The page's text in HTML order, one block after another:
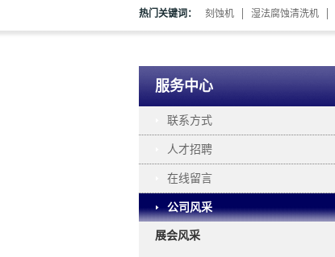
热门关键词： 刻蚀机 湿法腐蚀清洗机
服务中心
联系方式
人才招聘
在线留言
公司风采
展会风采